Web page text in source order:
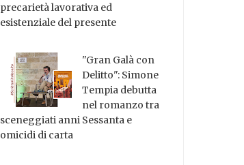
precarietà lavorativa ed
esistenziale del presente
"Gran Galà con
Delitto": Simone
Tempia debutta
nel romanzo tra
sceneggiati anni Sessanta e
omicidi di carta